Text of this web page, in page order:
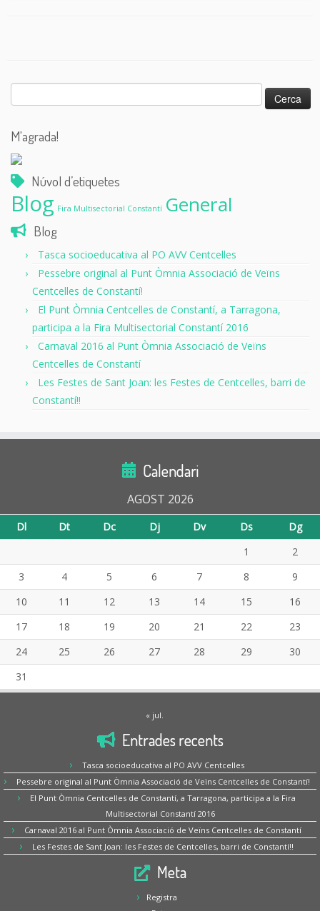
Cerca:
M'agrada!
Núvol d’etiquetes
Blog Fira Multisectorial Constantí General
Blog
Tasca socioeducativa al PO AVV Centcelles
Pessebre original al Punt Òmnia Associació de Veïns
Centcelles de Constantí!
El Punt Òmnia Centcelles de Constantí, a Tarragona,
participa a la Fira Multisectorial Constantí 2016
Carnaval 2016 al Punt Òmnia Associació de Veïns
Centcelles de Constantí
Les Festes de Sant Joan: les Festes de Centcelles, barri de
Constantí!!
Calendari
AGOST 2026
Dl Dt Dc Dj Dv Ds
Dg
1
2
3
4 5 6 7 8
9
10
11 12 13 14 15
16
17
18 19 20 21 22
23
24
25 26 27 28 29
30
31
« jul.
Entrades recents
Tasca socioeducativa al PO AVV Centcelles
Pessebre original al Punt Òmnia Associació de Veïns Centcelles de Constantí!
El Punt Òmnia Centcelles de Constantí, a Tarragona, participa a la Fira
Multisectorial Constantí 2016
Carnaval 2016 al Punt Òmnia Associació de Veïns Centcelles de Constantí
Les Festes de Sant Joan: les Festes de Centcelles, barri de Constantí!!
Meta
Registra